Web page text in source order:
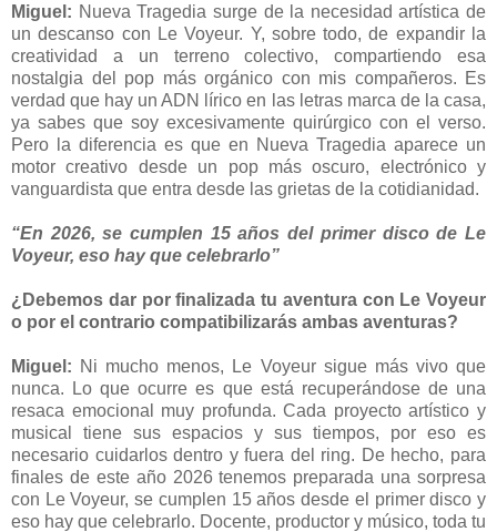
Miguel: Nueva Tragedia surge de la necesidad artística de
un descanso con Le Voyeur. Y, sobre todo, de expandir la
creatividad a un terreno colectivo, compartiendo esa
nostalgia del pop más orgánico con mis compañeros. Es
verdad que hay un ADN lírico en las letras marca de la casa,
ya sabes que soy excesivamente quirúrgico con el verso.
Pero la diferencia es que en Nueva Tragedia aparece un
motor creativo desde un pop más oscuro, electrónico y
vanguardista que entra desde las grietas de la cotidianidad.
“En 2026, se cumplen 15 años del primer disco de Le
Voyeur, eso hay que celebrarlo”
¿Debemos dar por finalizada tu aventura con Le Voyeur
o por el contrario compatibilizarás ambas aventuras?
Miguel: Ni mucho menos, Le Voyeur sigue más vivo que
nunca. Lo que ocurre es que está recuperándose de una
resaca emocional muy profunda. Cada proyecto artístico y
musical tiene sus espacios y sus tiempos, por eso es
necesario cuidarlos dentro y fuera del ring. De hecho, para
finales de este año 2026 tenemos preparada una sorpresa
con Le Voyeur, se cumplen 15 años desde el primer disco y
eso hay que celebrarlo. Docente, productor y músico, toda tu